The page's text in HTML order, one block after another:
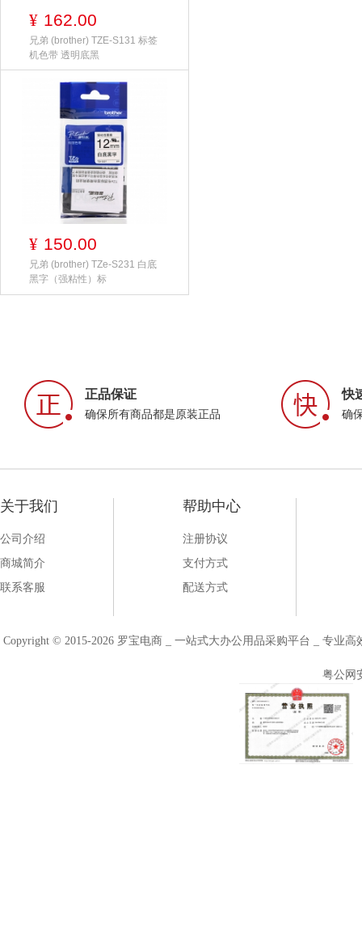
¥ 162.00
兄弟 (brother) TZE-S131 标签
机色带 透明底黑
¥ 150.00
兄弟 (brother) TZe-S231 白底
黑字（强粘性）标
正品保证
确保所有商品都是原装正品
快
确
关于我们
公司介绍
商城简介
联系客服
帮助中心
注册协议
支付方式
配送方式
Copyright © 2015-2026 罗宝电商 _ 一站式大办公用品采购平台 _ 专业
粤公网